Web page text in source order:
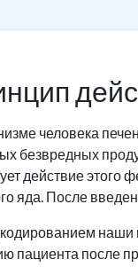
человека
безвредных
действие этого
яда. После
наши
пациента после